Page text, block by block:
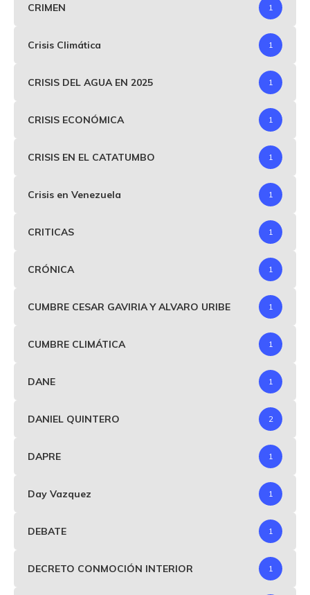
CRIMEN 1
Crisis Climática 1
CRISIS DEL AGUA EN 2025 1
CRISIS ECONÓMICA 1
CRISIS EN EL CATATUMBO 1
Crisis en Venezuela 1
CRITICAS 1
CRÓNICA 1
CUMBRE CESAR GAVIRIA Y ALVARO URIBE 1
CUMBRE CLIMÁTICA 1
DANE 1
DANIEL QUINTERO 2
DAPRE 1
Day Vazquez 1
DEBATE 1
DECRETO CONMOCIÓN INTERIOR 1